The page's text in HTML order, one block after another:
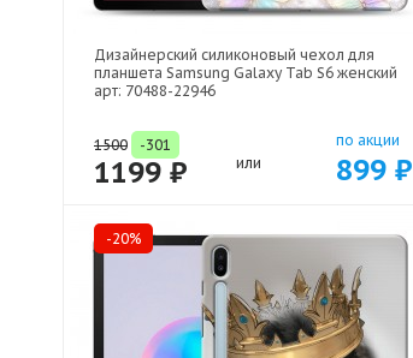
Дизайнерский силиконовый чехол для
планшета Samsung Galaxy Tab S6 женский
арт: 70488-22946
1500 -301
1199 ₽ или
по акции
899 ₽
-20%